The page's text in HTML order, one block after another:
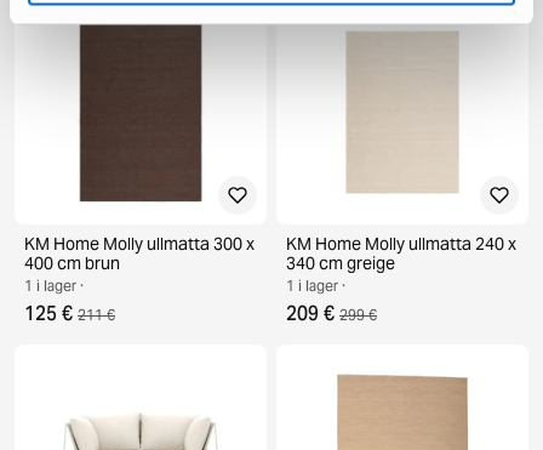
KM Home Molly ullmatta 300 x
400 cm brun
1 i lager ·
125 € 211 €
KM Home Molly ullmatta 240 x
340 cm greige
1 i lager ·
209 € 299 €